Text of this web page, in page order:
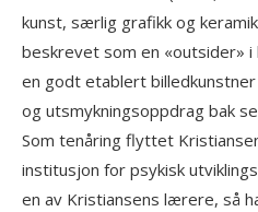
kunst, særlig grafikk og
beskrevet som en «outsider»
en godt etablert
og utsmykningsoppdrag bak
Som tenåring flyttet
institusjon for psykisk
en av Kristiansens lærere, så